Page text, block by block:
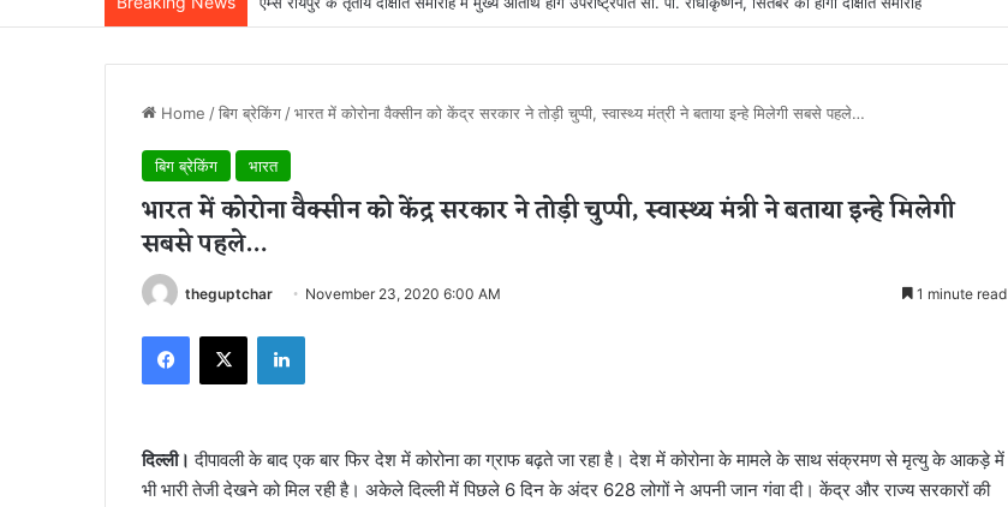
Home /बिग ब्रेकिंग /भारत में कोरोना वैक्सीन को केंद्र सरकार ने तोड़ी चुप्पी, स्वास्थ्य मंत्री ने बताया इन्हे मिलेगी सबसे पहले…
बिग ब्रेकिंग भारत
भारत में कोरोना वैक्सीन को केंद्र सरकार ने तोड़ी चुप्पी, स्वास्थ्य मंत्री ने बताया इन्हे मिलेगी
सबसे पहले…
theguptchar November 23, 2020 6:00 AM 1 minute read
दिल्ली। दीपावली के बाद एक बार फिर देश में कोरोना का ग्राफ बढ़ते जा रहा है। देश में कोरोना के मामले के साथ संक्रमण से मृत्यु के आकड़े में
भी भारी तेजी देखने को मिल रही है। अकेले दिल्ली में पिछले 6 दिन के अंदर 628 लोगों ने अपनी जान गंवा दी। केंद्र और राज्य सरकारों की